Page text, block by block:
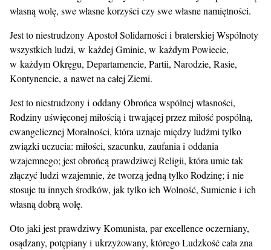
własną wolę, swe własne korzyści czy swe własne namiętności.
Jest to niestrudzony Apostoł Solidarności i braterskiej Wspólnoty
wszystkich ludzi, w każdej Gminie, w każdym Powiecie,
w każdym Okręgu, Departamencie, Partii, Narodzie, Rasie,
Kontynencie, a nawet na całej Ziemi.
Jest to niestrudzony i oddany Obrońca wspólnej własności,
Rodziny uświęconej miłością i trwającej przez miłość pospólną,
ewangelicznej Moralności, która uznaje między ludźmi tylko
związki uczucia: miłości, szacunku, zaufania i oddania
wzajemnego; jest obrońcą prawdziwej Religii, która umie tak
złączyć ludzi wzajemnie, że tworzą jedną tylko Rodzinę; i nie
stosuje tu innych środków, jak tylko ich Wolność, Sumienie i ich
własną dobrą wolę.
Oto jaki jest prawdziwy Komunista, par excellence oczerniany,
osądzany, potępiany i ukrzyżowany, którego Ludzkość cała zna